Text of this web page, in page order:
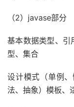
（2）javase部分
基本数据类型、引
型、集合
设计模式（单例
法、抽象）模板、